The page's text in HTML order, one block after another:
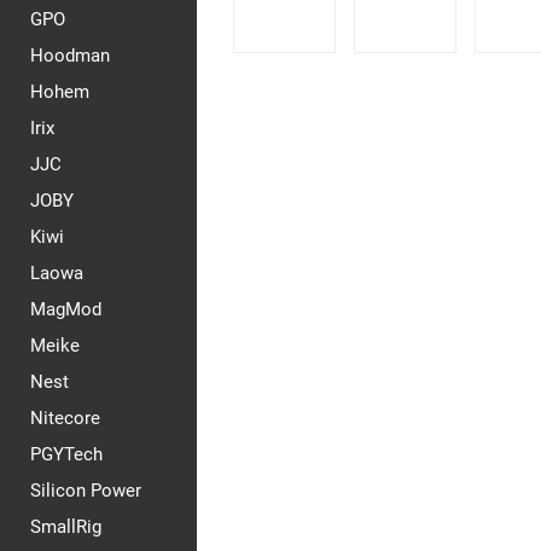
GPO
Hoodman
Hohem
Irix
JJC
JOBY
Kiwi
Laowa
MagMod
Meike
Nest
Nitecore
PGYTech
Silicon Power
SmallRig